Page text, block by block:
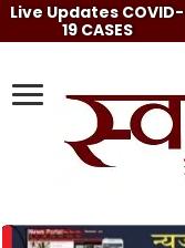
Live Updates COVID-
19 CASES